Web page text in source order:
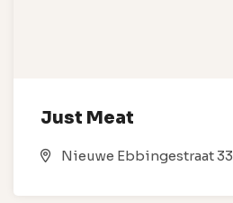
Just Meat
Nieuwe Ebbingestraat 33